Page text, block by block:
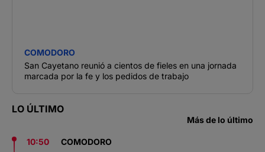
COMODORO
San Cayetano reunió a cientos de fieles en una jornada
marcada por la fe y los pedidos de trabajo
LO ÚLTIMO
Más de lo último
10:50
COMODORO